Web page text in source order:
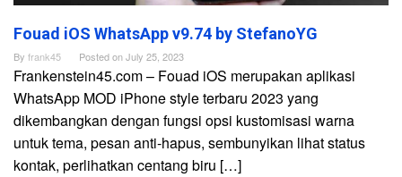
Fouad iOS WhatsApp v9.74 by StefanoYG
By frank45 Posted onJuly 25, 2023
Frankenstein45.com – Fouad iOS merupakan aplikasi
WhatsApp MOD iPhone style terbaru 2023 yang
dikembangkan dengan fungsi opsi kustomisasi warna
untuk tema, pesan anti-hapus, sembunyikan lihat status
kontak, perlihatkan centang biru […]